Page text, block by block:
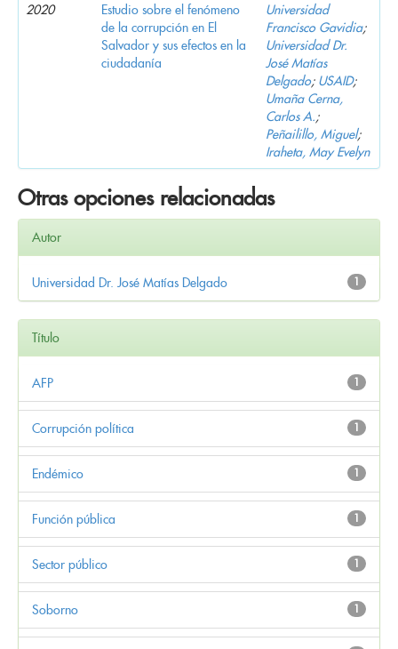
2020
Estudio sobre el fenómeno
de la corrupción en El
Salvador y sus efectos en la
ciudadanía
Universidad
Francisco Gavidia;
Universidad Dr.
José Matías
Delgado; USAID;
Umaña Cerna,
Carlos A.;
Peñailillo, Miguel;
Iraheta, May Evelyn
Otras opciones relacionadas
Autor
1
Universidad Dr. José Matías Delgado
Título
1
AFP
1
Corrupción política
1
Endémico
1
Función pública
1
Sector público
1
Soborno